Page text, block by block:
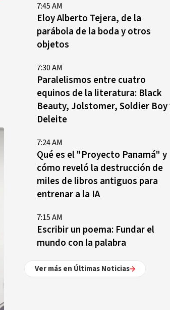
7:45 AM
Eloy Alberto Tejera, de la
parábola de la boda y otros
objetos
7:30 AM
Paralelismos entre cuatro
equinos de la literatura: Black
Beauty, Jolstomer, Soldier Boy
Deleite
7:24 AM
Qué es el "Proyecto Panamá" y
cómo reveló la destrucción de
miles de libros antiguos para
entrenar a la IA
7:15 AM
Escribir un poema: Fundar el
mundo con la palabra
Ver más en Últimas Noticias